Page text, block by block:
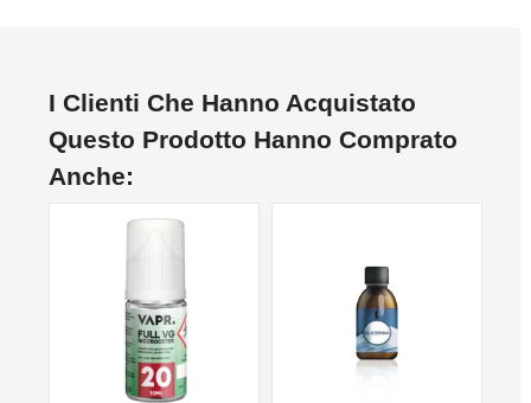
I Clienti Che Hanno Acquistato
Questo Prodotto Hanno Comprato
Anche: